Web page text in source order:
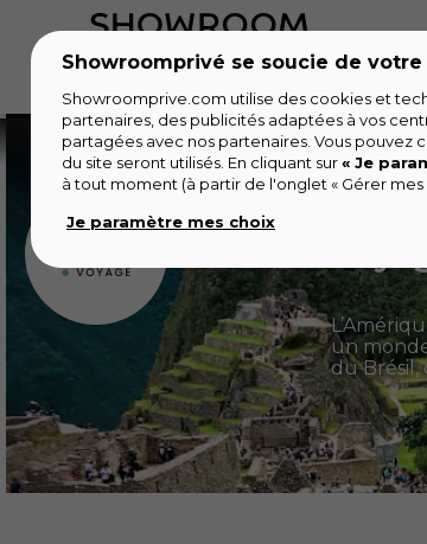
Voyages Séjour Séjour Amérique du sud
un
du Brésil,
la place
de Rio de
choisirun
tous les
Showroomprivé se soucie de
Showroomprive.com utilise des cookies et
partenaires, des publicités adaptées à vos
partagées avec nos partenaires. Vous pouvez
du site seront utilisés. En cliquant sur« Je
à tout moment (à partir de l'onglet « Gérer
Je paramètre mes choix